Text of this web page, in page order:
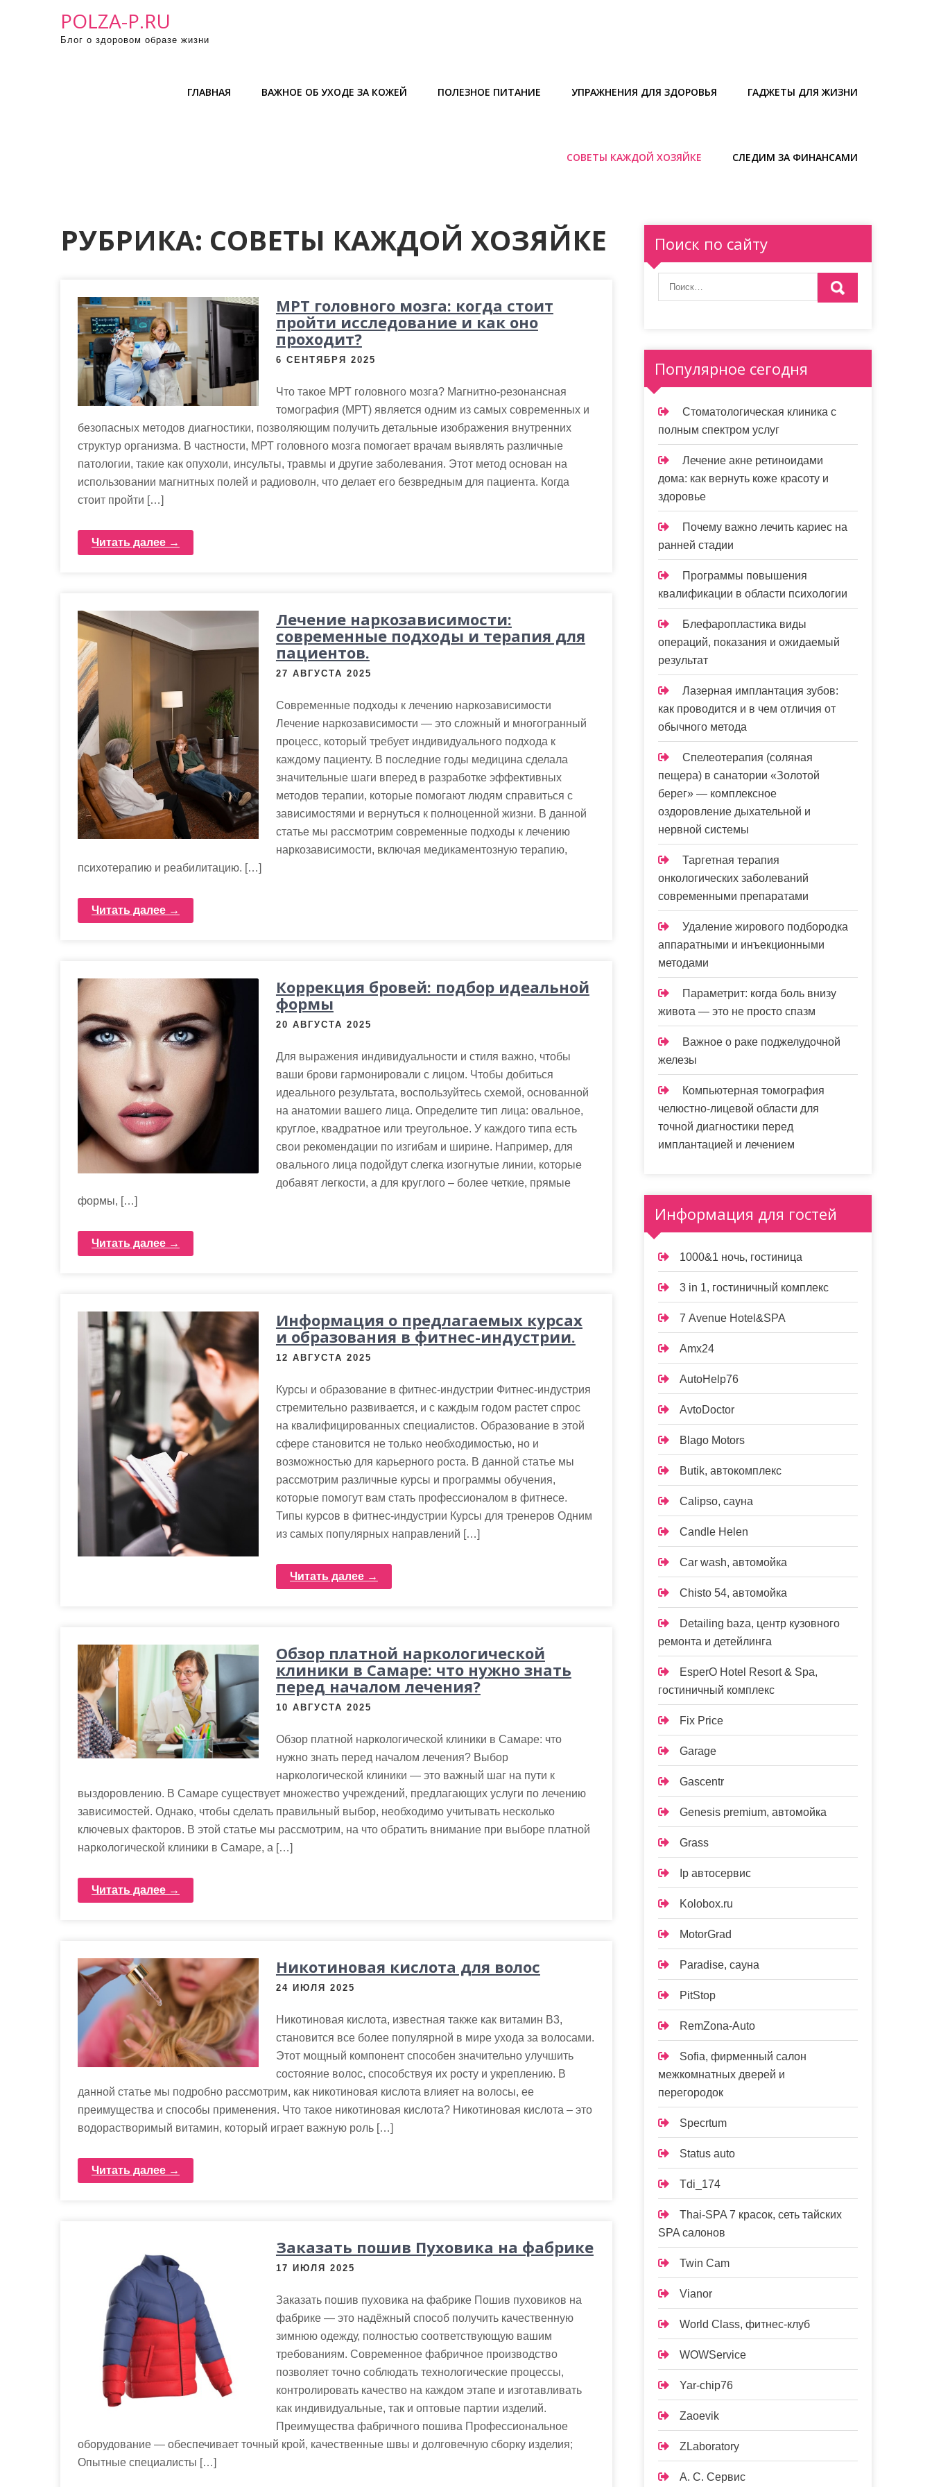
POLZA-P.RU
Блог о здоровом образе жизни
ГЛАВНАЯ ВАЖНОЕ ОБ УХОДЕ ЗА КОЖЕЙ ПОЛЕЗНОЕ ПИТАНИЕ УПРАЖНЕНИЯ ДЛЯ ЗДОРОВЬЯ ГАДЖЕТЫ ДЛЯ ЖИЗНИ
СОВЕТЫ КАЖДОЙ ХОЗЯЙКЕ СЛЕДИМ ЗА ФИНАНСАМИ
РУБРИКА: СОВЕТЫ КАЖДОЙ ХОЗЯЙКЕ
МРТ головного мозга: когда стоит
пройти исследование и как оно
проходит?
6 СЕНТЯБРЯ 2025
Что такое МРТ головного мозга? Магнитно-резонансная
томография (МРТ) является одним из самых современных и
безопасных методов диагностики, позволяющим получить детальные изображения внутренних
структур организма. В частности, МРТ головного мозга помогает врачам выявлять различные
патологии, такие как опухоли, инсульты, травмы и другие заболевания. Этот метод основан на
использовании магнитных полей и радиоволн, что делает его безвредным для пациента. Когда
стоит пройти […]
Читать далее →
Лечение наркозависимости:
современные подходы и терапия для
пациентов.
27 АВГУСТА 2025
Современные подходы к лечению наркозависимости
Лечение наркозависимости — это сложный и многогранный
процесс, который требует индивидуального подхода к
каждому пациенту. В последние годы медицина сделала
значительные шаги вперед в разработке эффективных
методов терапии, которые помогают людям справиться с
зависимостями и вернуться к полноценной жизни. В данной
статье мы рассмотрим современные подходы к лечению
наркозависимости, включая медикаментозную терапию,
психотерапию и реабилитацию. […]
Читать далее →
Коррекция бровей: подбор идеальной
формы
20 АВГУСТА 2025
Для выражения индивидуальности и стиля важно, чтобы
ваши брови гармонировали с лицом. Чтобы добиться
идеального результата, воспользуйтесь схемой, основанной
на анатомии вашего лица. Определите тип лица: овальное,
круглое, квадратное или треугольное. У каждого типа есть
свои рекомендации по изгибам и ширине. Например, для
овального лица подойдут слегка изогнутые линии, которые
добавят легкости, а для круглого – более четкие, прямые
формы, […]
Читать далее →
Информация о предлагаемых курсах
и образования в фитнес-индустрии.
12 АВГУСТА 2025
Курсы и образование в фитнес-индустрии Фитнес-индустрия
стремительно развивается, и с каждым годом растет спрос
на квалифицированных специалистов. Образование в этой
сфере становится не только необходимостью, но и
возможностью для карьерного роста. В данной статье мы
рассмотрим различные курсы и программы обучения,
которые помогут вам стать профессионалом в фитнесе.
Типы курсов в фитнес-индустрии Курсы для тренеров Одним
из самых популярных направлений […]
Читать далее →
Обзор платной наркологической
клиники в Самаре: что нужно знать
перед началом лечения?
10 АВГУСТА 2025
Обзор платной наркологической клиники в Самаре: что
нужно знать перед началом лечения? Выбор
наркологической клиники — это важный шаг на пути к
выздоровлению. В Самаре существует множество учреждений, предлагающих услуги по лечению
зависимостей. Однако, чтобы сделать правильный выбор, необходимо учитывать несколько
ключевых факторов. В этой статье мы рассмотрим, на что обратить внимание при выборе платной
наркологической клиники в Самаре, а […]
Читать далее →
Никотиновая кислота для волос
24 ИЮЛЯ 2025
Никотиновая кислота, известная также как витамин B3,
становится все более популярной в мире ухода за волосами.
Этот мощный компонент способен значительно улучшить
состояние волос, способствуя их росту и укреплению. В
данной статье мы подробно рассмотрим, как никотиновая кислота влияет на волосы, ее
преимущества и способы применения. Что такое никотиновая кислота? Никотиновая кислота – это
водорастворимый витамин, который играет важную роль […]
Читать далее →
Заказать пошив Пуховика на фабрике
17 ИЮЛЯ 2025
Заказать пошив пуховика на фабрике Пошив пуховиков на
фабрике — это надёжный способ получить качественную
зимнюю одежду, полностью соответствующую вашим
требованиям. Современное фабричное производство
позволяет точно соблюдать технологические процессы,
контролировать качество на каждом этапе и изготавливать
как индивидуальные, так и оптовые партии изделий.
Преимущества фабричного пошива Профессиональное
оборудование — обеспечивает точный крой, качественные швы и долговечную сборку изделия;
Опытные специалисты […]
Поиск по сайту
Популярное сегодня
Стоматологическая клиника с
полным спектром услуг
Лечение акне ретиноидами
дома: как вернуть коже красоту и
здоровье
Почему важно лечить кариес на
ранней стадии
Программы повышения
квалификации в области психологии
Блефаропластика виды
операций, показания и ожидаемый
результат
Лазерная имплантация зубов:
как проводится и в чем отличия от
обычного метода
Спелеотерапия (соляная
пещера) в санатории «Золотой
берег» — комплексное
оздоровление дыхательной и
нервной системы
Таргетная терапия
онкологических заболеваний
современными препаратами
Удаление жирового подбородка
аппаратными и инъекционными
методами
Параметрит: когда боль внизу
живота — это не просто спазм
Важное о раке поджелудочной
железы
Компьютерная томография
челюстно-лицевой области для
точной диагностики перед
имплантацией и лечением
Информация для гостей
1000&1 ночь, гостиница
3 in 1, гостиничный комплекс
7 Avenue Hotel&SPA
Amx24
AutoHelp76
AvtoDoctor
Blago Motors
Butik, автокомплекс
Calipso, сауна
Candle Helen
Car wash, автомойка
Chisto 54, автомойка
Detailing baza, центр кузовного
ремонта и детейлинга
EsperO Hotel Resort & Spa,
гостиничный комплекс
Fix Price
Garage
Gascentr
Genesis premium, автомойка
Grass
Ip автосервис
Kolobox.ru
MotorGrad
Paradise, сауна
PitStop
RemZona-Auto
Sofia, фирменный салон
межкомнатных дверей и
перегородок
Specrtum
Status auto
Tdi_174
Thai-SPA 7 красок, сеть тайских
SPA салонов
Twin Cam
Vianor
World Class, фитнес-клуб
WOWService
Yar-chip76
Zaoevik
ZLaboratory
А. С. Сервис